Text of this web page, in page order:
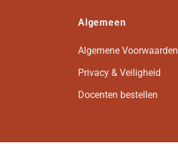
Algemeen
Algemene Voorwaarden
Privacy & Veiligheid
Docenten bestellen